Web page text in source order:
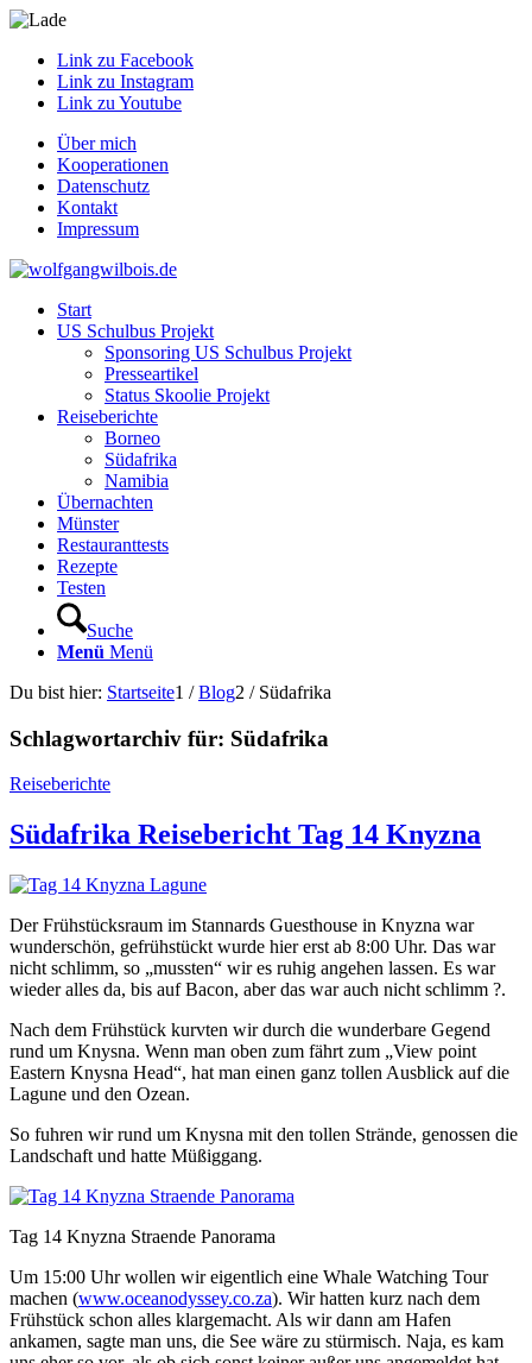
Link zu Facebook
Link zu Instagram
Link zu Youtube
Über mich
Kooperationen
Datenschutz
Kontakt
Impressum
Start
US Schulbus Projekt
Sponsoring US Schulbus Projekt
Presseartikel
Status Skoolie Projekt
Reiseberichte
Borneo
Südafrika
Namibia
Übernachten
Münster
Restauranttests
Rezepte
Testen
Suche
Menü Menü
Du bist hier: Startseite1 / Blog2 / Südafrika
Schlagwortarchiv für: Südafrika
Reiseberichte
Südafrika Reisebericht Tag 14 Knyzna
Der Frühstücksraum im Stannards Guesthouse in Knyzna war
wunderschön, gefrühstückt wurde hier erst ab 8:00 Uhr. Das war
nicht schlimm, so „mussten“ wir es ruhig angehen lassen. Es war
wieder alles da, bis auf Bacon, aber das war auch nicht schlimm ?.
Nach dem Frühstück kurvten wir durch die wunderbare Gegend
rund um Knysna. Wenn man oben zum fährt zum „View point
Eastern Knysna Head“, hat man einen ganz tollen Ausblick auf die
Lagune und den Ozean.
So fuhren wir rund um Knysna mit den tollen Strände, genossen die
Landschaft und hatte Müßiggang.
Tag 14 Knyzna Straende Panorama
Um 15:00 Uhr wollen wir eigentlich eine Whale Watching Tour
machen (www.oceanodyssey.co.za). Wir hatten kurz nach dem
Frühstück schon alles klargemacht. Als wir dann am Hafen
ankamen, sagte man uns, die See wäre zu stürmisch. Naja, es kam